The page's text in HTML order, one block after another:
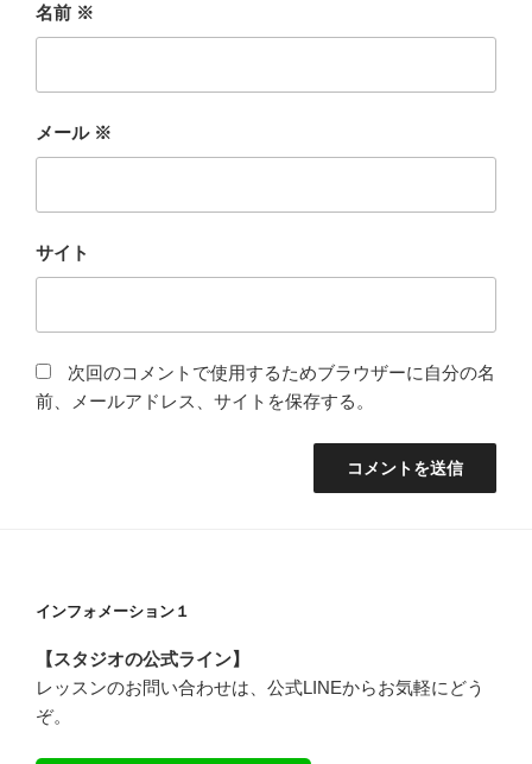
名前 ※
メール ※
サイト
次回のコメントで使用するためブラウザーに自分の名
前、メールアドレス、サイトを保存する。
インフォメーション１
【スタジオの公式ライン】
レッスンのお問い合わせは、公式LINEからお気軽にどう
ぞ。